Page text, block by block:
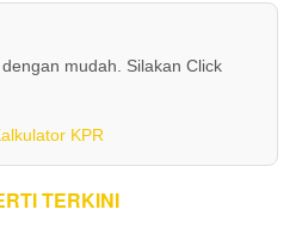
mudah. Silakan Click
TERKINI